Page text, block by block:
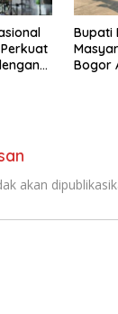
Bupati
Bogor
akan